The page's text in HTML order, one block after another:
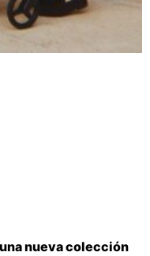
nueva colección